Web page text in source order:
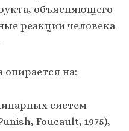
объясняющего
реакции человека
опирается на:
систем
Foucault, 1975),